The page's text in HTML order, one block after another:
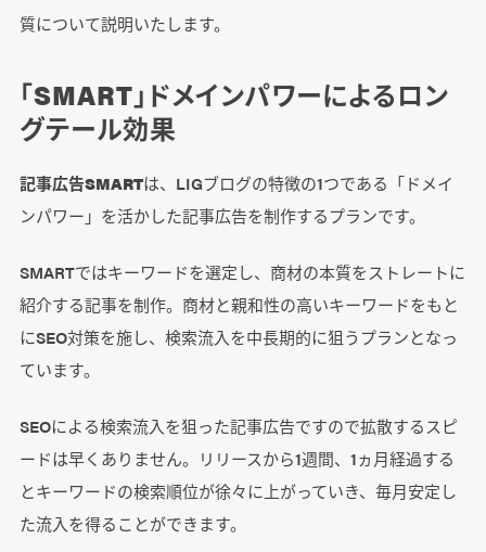
質について説明いたします。
「SMART」ドメインパワーによるロン
グテール効果
記事広告SMARTは、LIGブログの特徴の1つである「ドメイ
ンパワー」を活かした記事広告を制作するプランです。
SMARTではキーワードを選定し、商材の本質をストレートに
紹介する記事を制作。商材と親和性の高いキーワードをもと
にSEO対策を施し、検索流入を中長期的に狙うプランとなっ
ています。
SEOによる検索流入を狙った記事広告ですので拡散するスピ
ードは早くありません。リリースから1週間、1ヵ月経過する
とキーワードの検索順位が徐々に上がっていき、毎月安定し
た流入を得ることができます。